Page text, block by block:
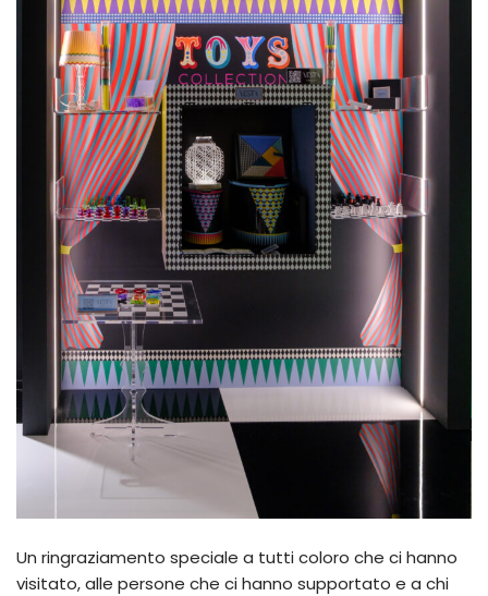
Un ringraziamento speciale a tutti coloro che ci hanno
visitato, alle persone che ci hanno supportato e a chi